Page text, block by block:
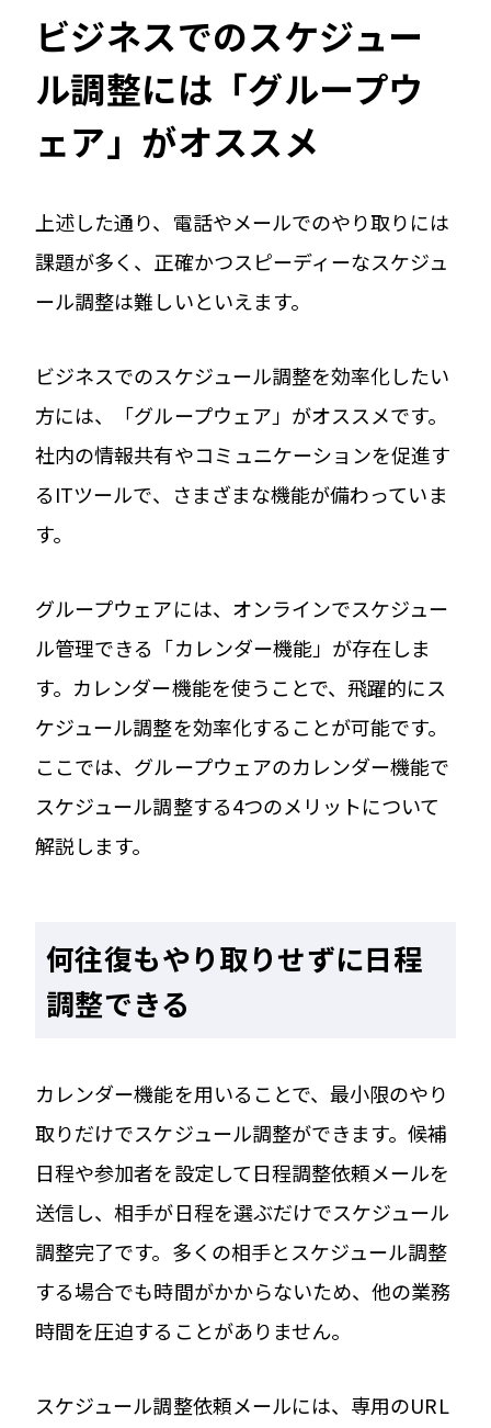
ビジネスでのスケジュー
ル調整には「グループウ
ェア」がオススメ
上述した通り、電話やメールでのやり取りには
課題が多く、正確かつスピーディーなスケジュ
ール調整は難しいといえます。
ビジネスでのスケジュール調整を効率化したい
方には、「グループウェア」がオススメです。
社内の情報共有やコミュニケーションを促進す
るITツールで、さまざまな機能が備わっていま
す。
グループウェアには、オンラインでスケジュー
ル管理できる「カレンダー機能」が存在しま
す。カレンダー機能を使うことで、飛躍的にス
ケジュール調整を効率化することが可能です。
ここでは、グループウェアのカレンダー機能で
スケジュール調整する4つのメリットについて
解説します。
何往復もやり取りせずに日程
調整できる
カレンダー機能を用いることで、最小限のやり
取りだけでスケジュール調整ができます。候補
日程や参加者を設定して日程調整依頼メールを
送信し、相手が日程を選ぶだけでスケジュール
調整完了です。多くの相手とスケジュール調整
する場合でも時間がかからないため、他の業務
時間を圧迫することがありません。
スケジュール調整依頼メールには、専用のURL